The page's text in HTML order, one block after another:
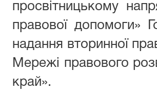
просвітницькому
правової допомоги»
надання вторинної
Мережі правового
край».